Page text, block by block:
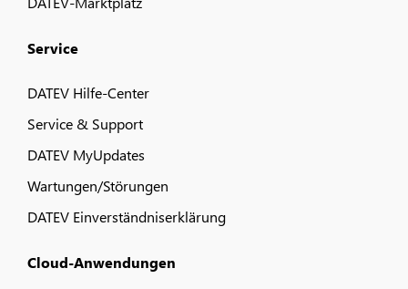
Service
DATEV Hilfe-Center
Service & Support
DATEV MyUpdates
Wartungen/Störungen
DATEV Einverständniserklärung
Cloud-Anwendungen